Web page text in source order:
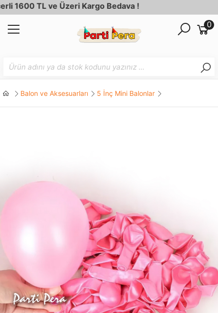
TL ve Üzeri Kargo Bedava !
0
Balon ve Aksesuarları 5 İnç Mini Balonlar